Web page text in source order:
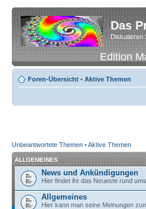
Das
Diskutieren
Edition
Foren-Übersicht • Aktive Themen
Unbeantwortete Themen •Aktive Themen
ALLGEMEINES
News und Ankündigungen
Hier findet ihr das Neueste rund
Allgemeines
Hier kann man seine Meinungen